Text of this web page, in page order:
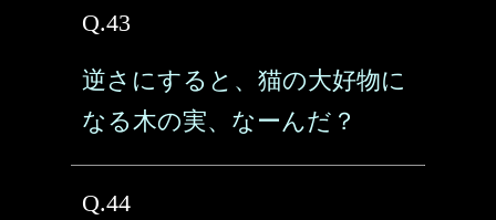
Q.43
逆さにすると、猫の大好物に
なる木の実、なーんだ？
Q.44